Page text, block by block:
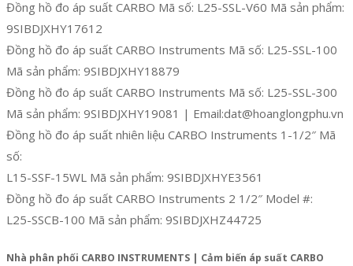
Đồng hồ đo áp suất CARBO Mã số: L25-SSL-V60 Mã sản phẩm:
9SIBDJXHY17612
Đồng hồ đo áp suất CARBO Instruments Mã số: L25-SSL-100
Mã sản phẩm: 9SIBDJXHY18879
Đồng hồ đo áp suất CARBO Instruments Mã số: L25-SSL-300
Mã sản phẩm: 9SIBDJXHY19081 | Email:dat@hoanglongphu.vn
Đồng hồ đo áp suất nhiên liệu CARBO Instruments 1-1/2″ Mã
số:
L15-SSF-15WL Mã sản phẩm: 9SIBDJXHYE3561
Đồng hồ đo áp suất CARBO Instruments 2 1/2″ Model #:
L25-SSCB-100 Mã sản phẩm: 9SIBDJXHZ44725
Nhà phân phối CARBO INSTRUMENTS | Cảm biến áp suất CARBO